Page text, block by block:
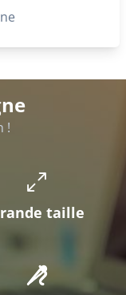
!
taille